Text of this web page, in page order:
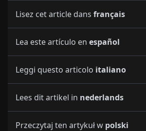
Lisez cet article dans français
Lea este artículo en español
Leggi questo articolo italiano
Lees dit artikel in nederlands
Przeczytaj ten artykuł w polski